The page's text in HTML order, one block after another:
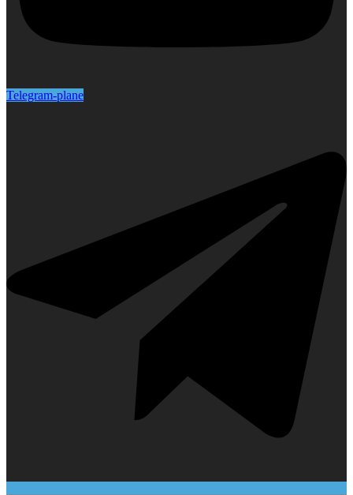
Telegram-plane